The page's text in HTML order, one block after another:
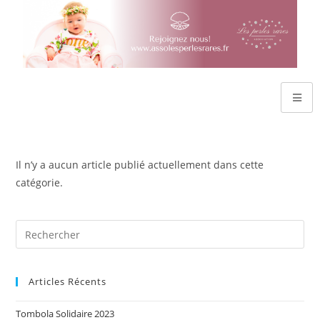
Il n’y a aucun article publié actuellement dans cette
catégorie.
Articles Récents
Tombola Solidaire 2023